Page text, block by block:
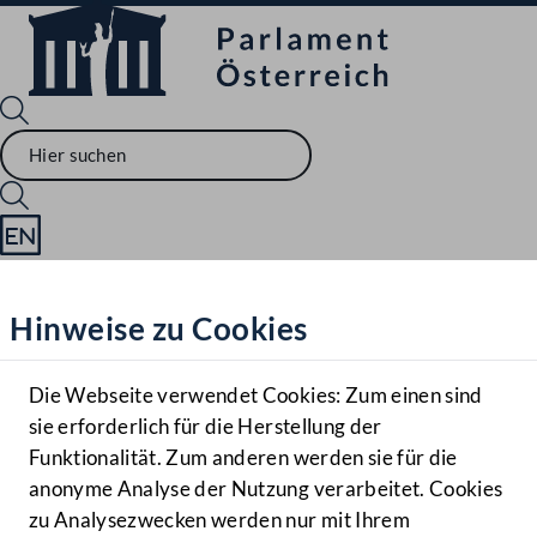
Hilfe
Benutzer
Navigationsmenü öffnen
MENÜ
Hinweise zu Cookies
Die Webseite verwendet Cookies: Zum einen sind
sie erforderlich für die Herstellung der
Funktionalität. Zum anderen werden sie für die
anonyme Analyse der Nutzung verarbeitet. Cookies
zu Analysezwecken werden nur mit Ihrem